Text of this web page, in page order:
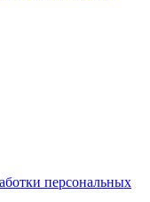
персональных